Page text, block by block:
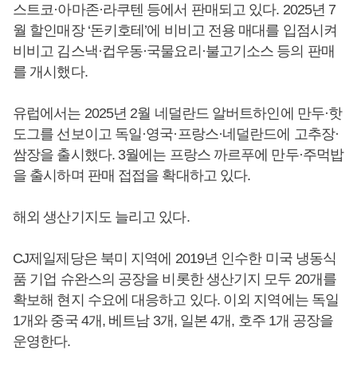
스트코·아마존·라쿠텐 등에서 판매되고 있다. 2025년 7
월 할인매장 ‘돈키호테’에 비비고 전용 매대를 입점시켜
비비고 김스낵·컵우동·국물요리·불고기소스 등의 판매
를 개시했다.
유럽에서는 2025년 2월 네덜란드 알버트하인에 만두·핫
도그를 선보이고 독일·영국·프랑스·네덜란드에 고추장·
쌈장을 출시했다. 3월에는 프랑스 까르푸에 만두·주먹밥
을 출시하며 판매 접접을 확대하고 있다.
해외 생산기지도 늘리고 있다.
CJ제일제당은 북미 지역에 2019년 인수한 미국 냉동식
품 기업 슈완스의 공장을 비롯한 생산기지 모두 20개를
확보해 현지 수요에 대응하고 있다. 이외 지역에는 독일
1개와 중국 4개, 베트남 3개, 일본 4개, 호주 1개 공장을
운영한다.